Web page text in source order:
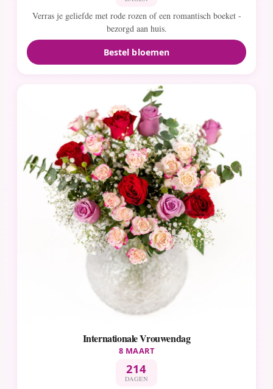
Verras je geliefde met rode rozen of een romantisch boeket -
bezorgd aan huis.
Bestel bloemen
Internationale Vrouwendag
8 MAART
214
DAGEN